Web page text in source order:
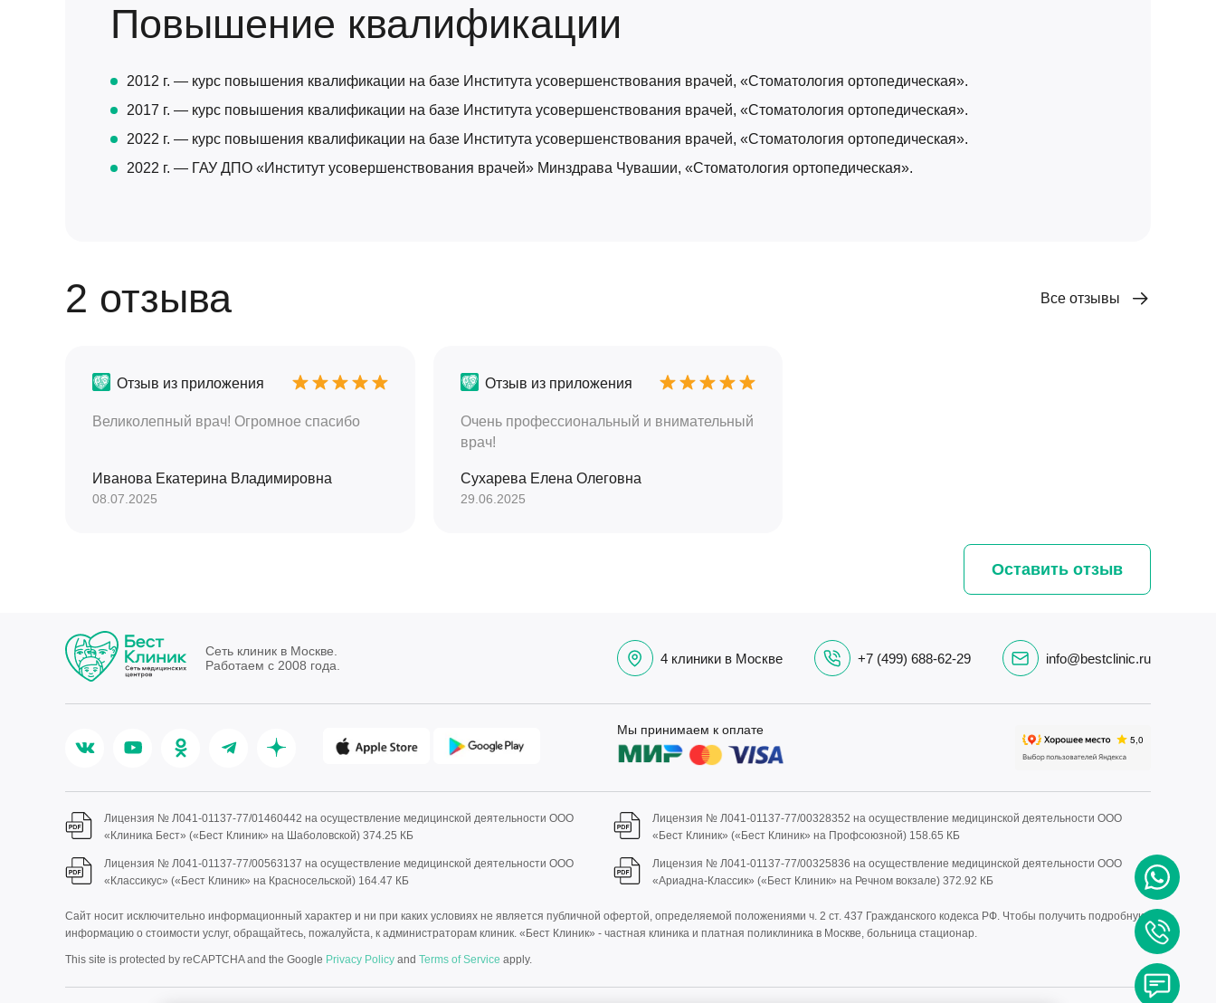
Повышение квалификации
2012 г. — курс повышения квалификации на базе Института усовершенствования врачей, «Стоматология ортопедическая».
2017 г. — курс повышения квалификации на базе Института усовершенствования врачей, «Стоматология ортопедическая».
2022 г. — курс повышения квалификации на базе Института усовершенствования врачей, «Стоматология ортопедическая».
2022 г. — ГАУ ДПО «Институт усовершенствования врачей» Минздрава Чувашии, «Стоматология ортопедическая».
2 отзыва Все отзывы
Отзыв из приложения
Великолепный врач! Огромное спасибо
Иванова Екатерина Владимировна
08.07.2025
Отзыв из приложения
Очень профессиональный и внимательный
врач!
Сухарева Елена Олеговна
29.06.2025
Оставить отзыв
Сеть клиник в Москве.
Работаем с 2008 года.
4 клиники в Москве +7 (499) 688-62-29 info@bestclinic.ru
Мы принимаем к оплате
Лицензия № Л041-01137-77/01460442 на осуществление медицинской деятельности ООО
«Клиника Бест» («Бест Клиник» на Шаболовской) 374.25 КБ
Лицензия № Л041-01137-77/00328352 на осуществление медицинской деятельности ООО
«Бест Клиник» («Бест Клиник» на Профсоюзной) 158.65 КБ
Лицензия № Л041-01137-77/00563137 на осуществление медицинской деятельности ООО
«Классикус» («Бест Клиник» на Красносельской) 164.47 КБ
Лицензия № Л041-01137-77/00325836 на осуществление медицинской деятельности ООО
«Ариадна-Классик» («Бест Клиник» на Речном вокзале) 372.92 КБ
Сайт носит исключительно информационный характер и ни при каких условиях не является публичной офертой, определяемой положениями ч. 2 ст. 437 Гражданского кодекса РФ. Чтобы получить подробную
информацию о стоимости услуг, обращайтесь, пожалуйста, к администраторам клиник. «Бест Клиник» - частная клиника и платная поликлиника в Москве, больница стационар.
This site is protected by reCAPTCHA and the Google Privacy Policy and Terms of Service apply.